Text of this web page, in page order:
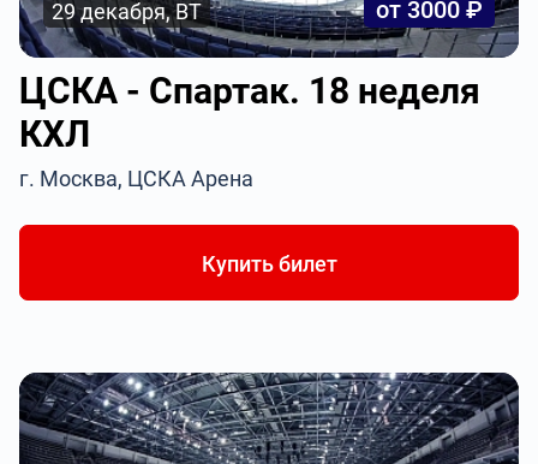
29 декабря, ВТ от 3000 ₽
ЦСКА - Спартак. 18 неделя
КХЛ
г. Москва, ЦСКА Арена
Купить билет